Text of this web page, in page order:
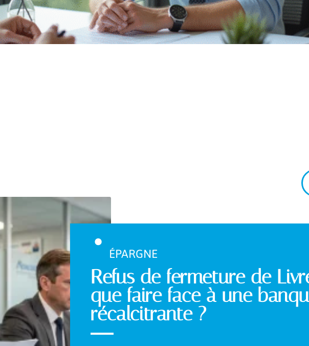
ÉPARGNE
Refus de fermeture de
que faire face à une
récalcitrante ?